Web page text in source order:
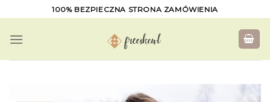
to
content
100% BEZPIECZNA STRONA ZAMÓWIENIA